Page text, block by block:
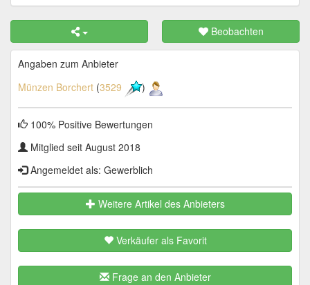
Beobachten
Angaben zum Anbieter
Münzen Borchert (3529 )
100% Positive Bewertungen
Mitglied seit August 2018
Angemeldet als: Gewerblich
Weitere Artikel des Anbieters
Verkäufer als Favorit
Frage an den Anbieter